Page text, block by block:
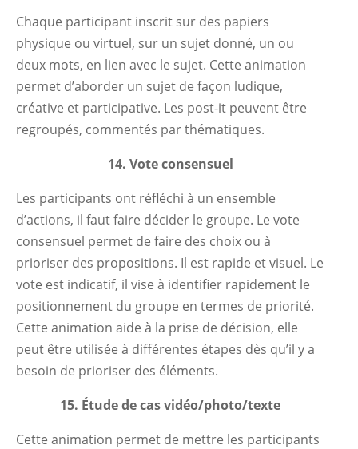
Chaque participant inscrit sur des papiers
physique ou virtuel, sur un sujet donné, un ou
deux mots, en lien avec le sujet. Cette animation
permet d’aborder un sujet de façon ludique,
créative et participative. Les post-it peuvent être
regroupés, commentés par thématiques.
14. Vote consensuel
Les participants ont réfléchi à un ensemble
d’actions, il faut faire décider le groupe. Le vote
consensuel permet de faire des choix ou à
prioriser des propositions. Il est rapide et visuel. Le
vote est indicatif, il vise à identifier rapidement le
positionnement du groupe en termes de priorité.
Cette animation aide à la prise de décision, elle
peut être utilisée à différentes étapes dès qu’il y a
besoin de prioriser des éléments.
15. Étude de cas vidéo/photo/texte
Cette animation permet de mettre les participants